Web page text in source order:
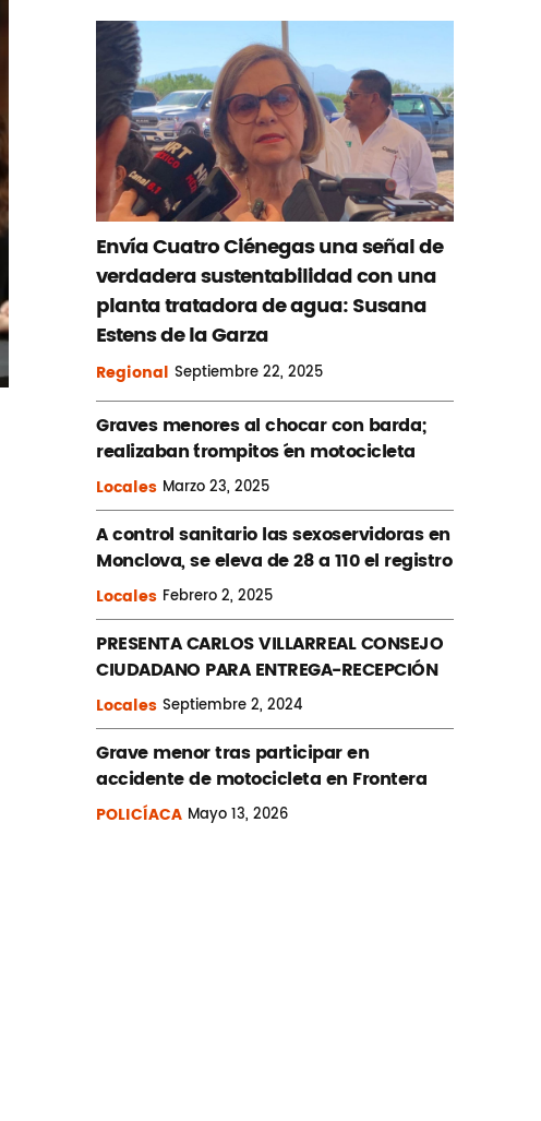
Envía Cuatro Ciénegas una señal de
verdadera sustentabilidad con una
planta tratadora de agua: Susana
Estens de la Garza
Regional Septiembre22, 2025
Graves menores al chocar con barda;
realizaban ´trompitos ´en motocicleta
Locales Marzo23, 2025
A control sanitario las sexoservidoras en
Monclova, se eleva de 28 a 110 el registro
Locales Febrero2, 2025
PRESENTA CARLOS VILLARREAL CONSEJO
CIUDADANO PARA ENTREGA-RECEPCIÓN
Locales Septiembre2, 2024
Grave menor tras participar en
accidente de motocicleta en Frontera
POLICÍACA Mayo13, 2026